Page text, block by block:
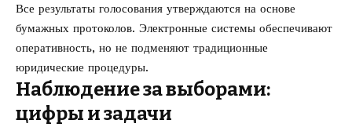
Все результаты голосования утверждаются на основе
бумажных протоколов. Электронные системы обеспечивают
оперативность, но не подменяют традиционные
юридические процедуры.
Наблюдение за выборами:
цифры и задачи